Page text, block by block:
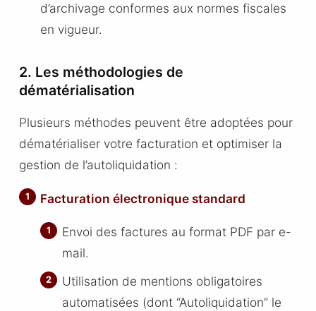
d’archivage conformes aux normes fiscales
en vigueur.
2. Les méthodologies de
dématérialisation
Plusieurs méthodes peuvent être adoptées pour
dématérialiser votre facturation et optimiser la
gestion de l’autoliquidation :
Facturation électronique standard
Envoi des factures au format PDF par e-
mail.
Utilisation de mentions obligatoires
automatisées (dont “Autoliquidation” le